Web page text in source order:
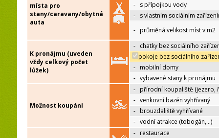
místa pro
stany/caravany/obytná
auta
- s přípojkou vody
- s vlastním sociálním
- průměná velikost míst v m2
K pronájmu (uveden
vždy celkový počet
lůžek)
- chatky bez sociálního
pokoje bez sociálního
- mobilní domy
- vybavené stany k pronájmu
Možnost koupání
- přírodní koupaliště (jezero,
- venkovní bazén vyhřívaný
- brouzdaliště vyhřívané
- vodní atrakce (tobogán,…)
- restaurace